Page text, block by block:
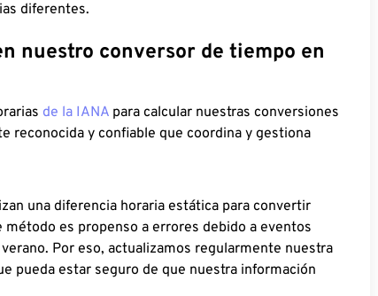
diferentes.
nuestro conversor de tiempo en
de la IANA para calcular nuestras conversiones
reconocida y confiable que coordina y gestiona
una diferencia horaria estática para convertir
es propenso a errores debido a eventos
Por eso, actualizamos regularmente nuestra
pueda estar seguro de que nuestra información